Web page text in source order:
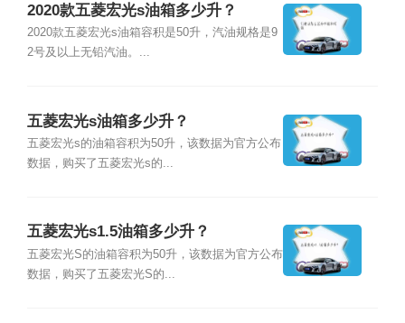
2020款五菱宏光s油箱多少升？
2020款五菱宏光s油箱容积是50升，汽油规格是9
2号及以上无铅汽油。...
五菱宏光s油箱多少升？
五菱宏光s的油箱容积为50升，该数据为官方公布
数据，购买了五菱宏光s的...
五菱宏光s1.5油箱多少升？
五菱宏光S的油箱容积为50升，该数据为官方公布
数据，购买了五菱宏光S的...